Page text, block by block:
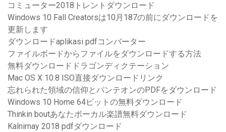
コミューター2018トレントダウンロード
Windows 10 Fall Creatorsは10月187の前にダウンロードを
更新します
ダウンロードaplikasi pdfコンバーター
ファイルボードからファイルをダウンロードする方法
無料ダウンロードドラゴンディクテーション
Mac OS X 10.8 ISO直接ダウンロードリンク
忘れられた領域の信仰とパンテオンのPDFをダウンロード
Windows 10 Home 64ビットの無料ダウンロード
Thinkin boutあなたボーカル楽譜無料ダウンロード
Kalnirnay 2018 pdfダウンロード